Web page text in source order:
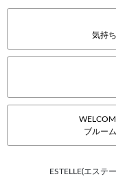
気持
ブルー
ESTELLE(エステ